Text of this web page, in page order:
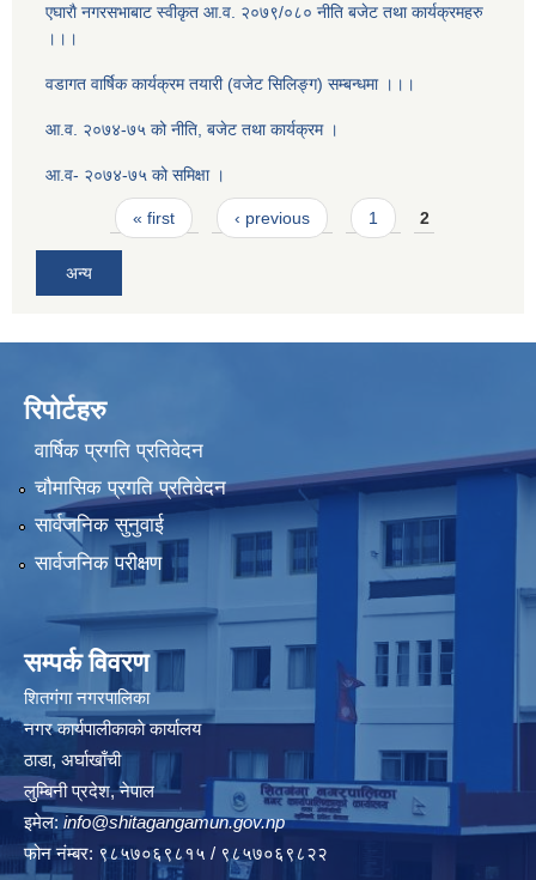
एघाराै नगरसभाबाट स्वीकृत आ‍.व. २०७९/०८० नीति बजेट तथा कार्यक्रमहरु
।।।
वडागत वार्षिक कार्यक्रम तयारी (वजेट सिलिङ्ग) सम्बन्धमा ।।।
आ.व. २०७४-७५ को नीति, बजेट तथा कार्यक्रम ।
आ.व- २०७४-७५ को समिक्षा ।
Pages« first ‹ previous 1 2
अन्य
रिपोर्टहरु
वार्षिक प्रगति प्रतिवेदन
चौमासिक प्रगति प्रतिवेदन
सार्वजनिक सुनुवाई
सार्वजनिक परीक्षण
सम्पर्क विवरण
शितगंगा नगरपालिका
नगर कार्यपालीकाकाे कार्यालय
ठाडा, अर्घाखाँची
लुम्बिनी प्रदेश, नेपाल
इमेल: info@shitagangamun.gov.np
फोन नंम्बर: ९८५७०६९८१५ / ९८५७०६९८२२